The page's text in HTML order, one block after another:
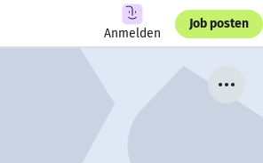
Anmelden
Job posten